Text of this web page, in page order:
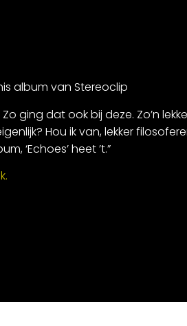
album van Stereoclip
ging dat ook bij deze. Zo’n
Hou ik van, lekker
‘Echoes’ heet ’t.”